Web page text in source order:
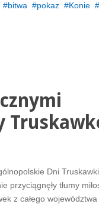
bitwa pokaz Konie
Dni
przyciągnęły tłumy
z całego województwa